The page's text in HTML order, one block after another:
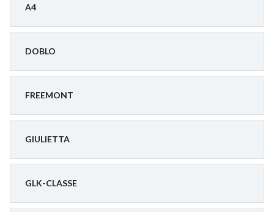
A4
DOBLO
FREEMONT
GIULIETTA
GLK-CLASSE